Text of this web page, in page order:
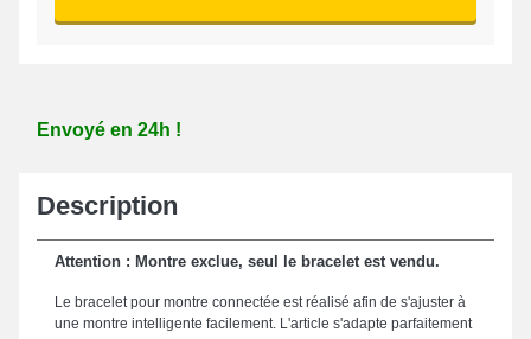
Envoyé en 24h !
Description
Attention : Montre exclue, seul le bracelet est vendu.
Le bracelet pour montre connectée est réalisé afin de s'ajuster à
une montre intelligente facilement. L'article s'adapte parfaitement